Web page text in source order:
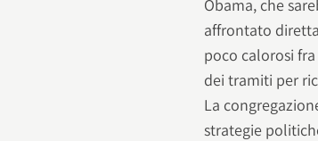
Obama, che
affrontato
poco calorosi
dei tramiti per
La
strategie